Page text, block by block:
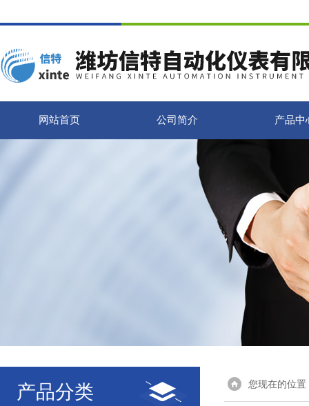
网站首页 公司简介 产品中
产品分类 您现在的位置